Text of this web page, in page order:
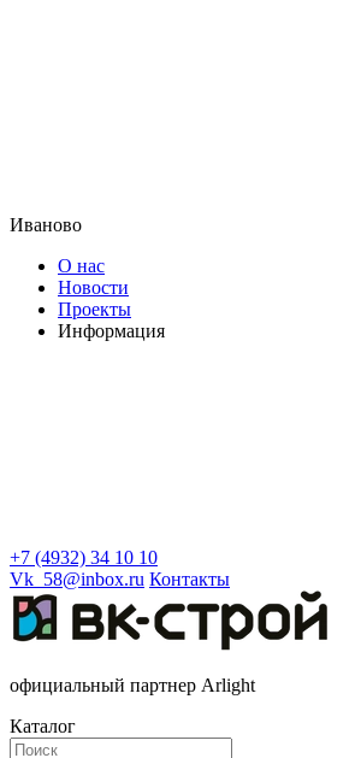
Иваново
О нас
Новости
Проекты
Информация
+7 (4932) 34 10 10
Vk_58@inbox.ru Контакты
официальный партнер Arlight
Каталог